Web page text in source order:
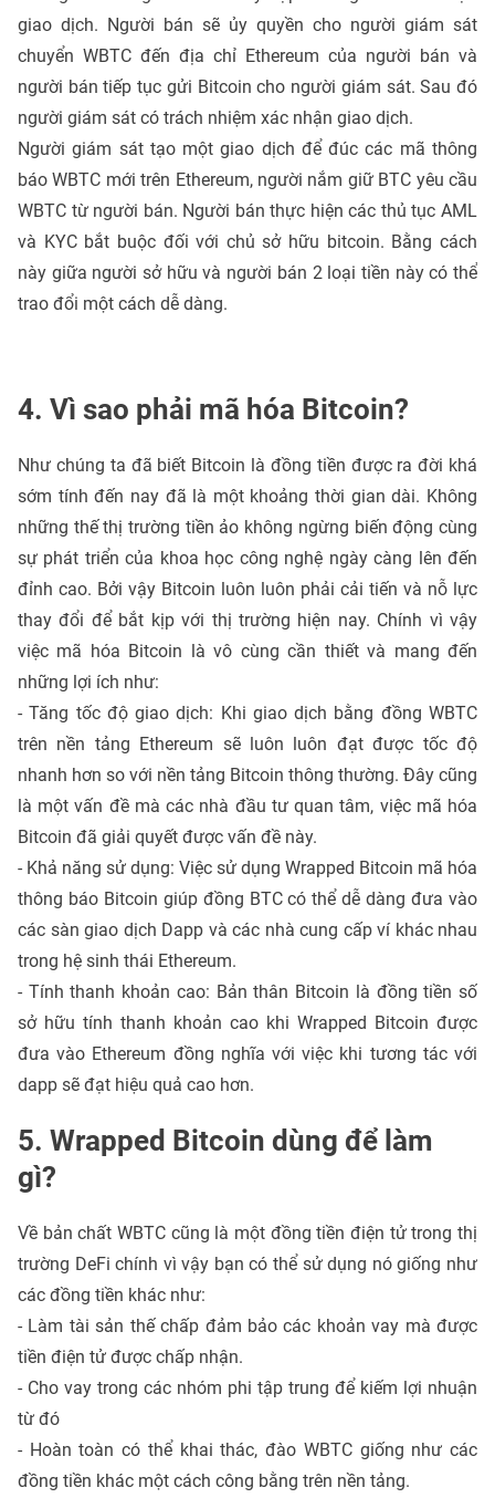
giao dịch. Người bán sẽ ủy quyền cho người giám sát
chuyển WBTC đến địa chỉ Ethereum của người bán và
người bán tiếp tục gửi Bitcoin cho người giám sát. Sau đó
người giám sát có trách nhiệm xác nhận giao dịch.
Người giám sát tạo một giao dịch để đúc các mã thông
báo WBTC mới trên Ethereum, người nắm giữ BTC yêu cầu
WBTC từ người bán. Người bán thực hiện các thủ tục AML
và KYC bắt buộc đối với chủ sở hữu bitcoin. Bằng cách
này giữa người sở hữu và người bán 2 loại tiền này có thể
trao đổi một cách dễ dàng.
4. Vì sao phải mã hóa Bitcoin?
Như chúng ta đã biết Bitcoin là đồng tiền được ra đời khá
sớm tính đến nay đã là một khoảng thời gian dài. Không
những thế thị trường tiền ảo không ngừng biến động cùng
sự phát triển của khoa học công nghệ ngày càng lên đến
đỉnh cao. Bởi vậy Bitcoin luôn luôn phải cải tiến và nỗ lực
thay đổi để bắt kịp với thị trường hiện nay. Chính vì vậy
việc mã hóa Bitcoin là vô cùng cần thiết và mang đến
những lợi ích như:
- Tăng tốc độ giao dịch: Khi giao dịch bằng đồng WBTC
trên nền tảng Ethereum sẽ luôn luôn đạt được tốc độ
nhanh hơn so với nền tảng Bitcoin thông thường. Đây cũng
là một vấn đề mà các nhà đầu tư quan tâm, việc mã hóa
Bitcoin đã giải quyết được vấn đề này.
- Khả năng sử dụng: Việc sử dụng Wrapped Bitcoin mã hóa
thông báo Bitcoin giúp đồng BTC có thể dễ dàng đưa vào
các sàn giao dịch Dapp và các nhà cung cấp ví khác nhau
trong hệ sinh thái Ethereum.
- Tính thanh khoản cao: Bản thân Bitcoin là đồng tiền số
sở hữu tính thanh khoản cao khi Wrapped Bitcoin được
đưa vào Ethereum đồng nghĩa với việc khi tương tác với
dapp sẽ đạt hiệu quả cao hơn.
5. Wrapped Bitcoin dùng để làm
gì?
Về bản chất WBTC cũng là một đồng tiền điện tử trong thị
trường DeFi chính vì vậy bạn có thể sử dụng nó giống như
các đồng tiền khác như:
- Làm tài sản thế chấp đảm bảo các khoản vay mà được
tiền điện tử được chấp nhận.
- Cho vay trong các nhóm phi tập trung để kiếm lợi nhuận
từ đó
- Hoàn toàn có thể khai thác, đào WBTC giống như các
đồng tiền khác một cách công bằng trên nền tảng.